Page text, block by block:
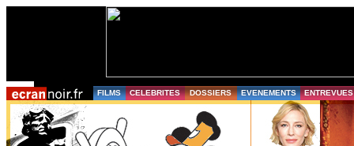
FILMS CELEBRITES DOSSIERS EVENEMENTS ENTREVUES